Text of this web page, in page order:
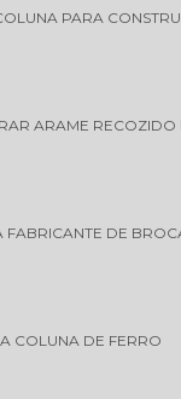
PARA
ARAME RECOZIDO
FABRICANTE DE
COLUNA DE FERRO